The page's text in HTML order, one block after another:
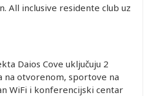
All inclusive residente club uz
Daios Cove uključuju 2
na otvorenom, sportove na
WiFi i konferencijski centar
4.99)
919.00
3.99)
1,150.00
12.99)
1,150.00
Drugo
Drugo
Drugo